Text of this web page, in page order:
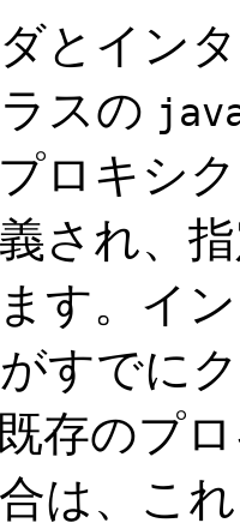
とイン
スの
ロキシ
され、
す。イ
すでに
存のプ
は、こ